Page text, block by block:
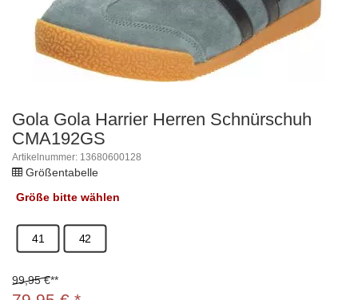
Gola Gola Harrier Herren Schnürschuh
CMA192GS
Artikelnummer: 13680600128
Größentabelle
Größe bitte wählen
41 42
99,95 €**